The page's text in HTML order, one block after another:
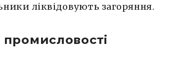
ліквідовують загоряння.